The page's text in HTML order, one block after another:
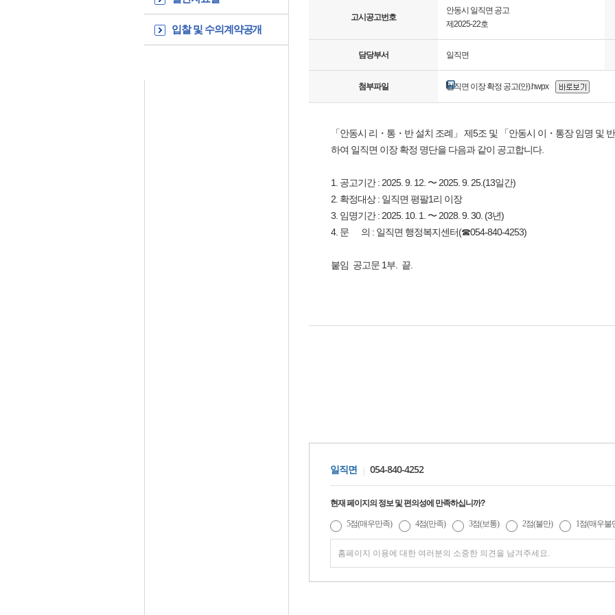
입찰 및 수의계약공개
고시공고번호
안동시 일직면 공고
제2025-22호
담당부서 일직면
첨부파일 일직면 이장 확정 공고(안).hwpx
「안동시 리・통・반 설치 조례」 제5조 및 「안동시 이・통장 임명 및
하여 일직면 이장 확정 명단을 다음과 같이 공고합니다.
1. 공고기간 : 2025. 9. 12. 〜 2025. 9. 25.(13일간)
2. 확정대상 : 일직면 평팔1리 이장
3. 임명기간 : 2025. 10. 1. 〜 2028. 9. 30. (3년)
4. 문 의 : 일직면 행정복지센터(☎054-840-4253)
붙임 공고문 1부. 끝.
일직면 054-840-4252
현재 페이지의 정보 및 편의성에 만족하십니까?
5점(매우만족) 4점(만족) 3점(보통) 2점(불만) 1점(매우불